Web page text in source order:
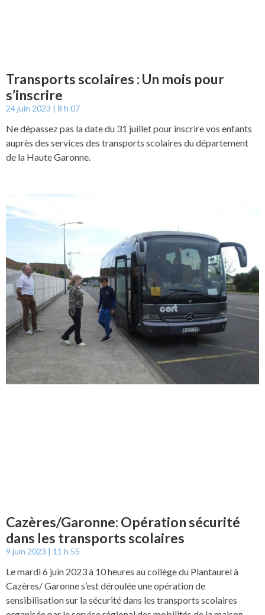
Transports scolaires : Un mois pour
s’inscrire
24 juin 2023 8 h 07
Ne dépassez pas la date du 31 juillet pour inscrire vos enfants
auprès des services des transports scolaires du département
de la Haute Garonne.
Cazères/Garonne: Opération sécurité
dans les transports scolaires
9 juin 2023 11 h 55
Le mardi 6 juin 2023 à 10 heures au collège du Plantaurel à
Cazères/ Garonne s’est déroulée une opération de
sensibilisation sur la sécurité dans les transports scolaires